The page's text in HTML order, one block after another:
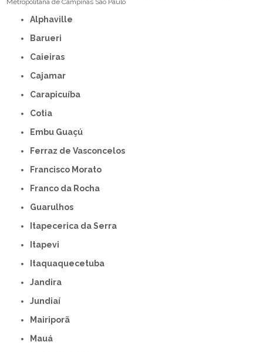
Metropolitana de Campinas São Paulo
Alphaville
Barueri
Caieiras
Cajamar
Carapicuíba
Cotia
Embu Guaçú
Ferraz de Vasconcelos
Francisco Morato
Franco da Rocha
Guarulhos
Itapecerica da Serra
Itapevi
Itaquaquecetuba
Jandira
Jundiaí
Mairiporã
Mauá